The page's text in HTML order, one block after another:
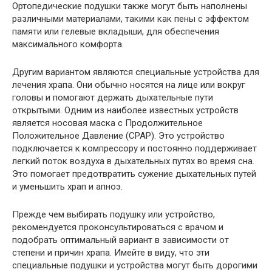
Ортопедические подушки также могут быть наполнены
различными материалами, такими как пены с эффектом
памяти или гелевые вкладыши, для обеспечения
максимального комфорта.
Другим вариантом являются специальные устройства для
лечения храпа. Они обычно носятся на лице или вокруг
головы и помогают держать дыхательные пути
открытыми. Одним из наиболее известных устройств
является носовая маска с Продолжительное
Положительное Давление (CPAP). Это устройство
подключается к компрессору и постоянно поддерживает
легкий поток воздуха в дыхательных путях во время сна.
Это помогает предотвратить сужение дыхательных путей
и уменьшить храп и апноэ.
Прежде чем выбирать подушку или устройство,
рекомендуется проконсультироваться с врачом и
подобрать оптимальный вариант в зависимости от
степени и причин храпа. Имейте в виду, что эти
специальные подушки и устройства могут быть дорогими